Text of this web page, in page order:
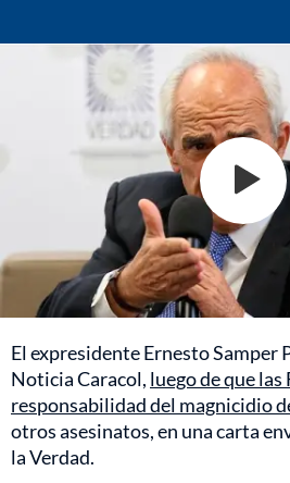
El expresidente Ernesto Samper
Noticia Caracol, luego de que las
responsabilidad del magnicidio
otros asesinatos, en una carta
la Verdad.